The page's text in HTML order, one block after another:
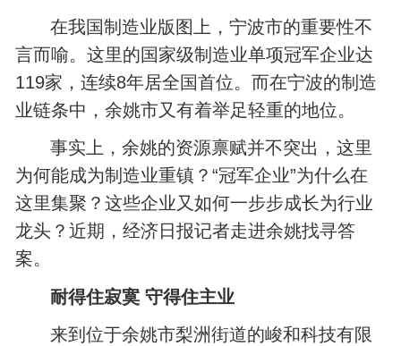
在我国制造业版图上，宁波市的重要性不
言而喻。这里的国家级制造业单项冠军企业达
119家，连续8年居全国首位。而在宁波的制造
业链条中，余姚市又有着举足轻重的地位。
事实上，余姚的资源禀赋并不突出，这里
为何能成为制造业重镇？“冠军企业”为什么在
这里集聚？这些企业又如何一步步成长为行业
龙头？近期，经济日报记者走进余姚找寻答
案。
耐得住寂寞 守得住主业
来到位于余姚市梨洲街道的峻和科技有限